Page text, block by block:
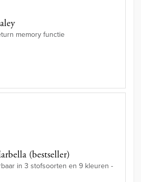
memory functie
(bestseller)
in 3 stofsoorten en 9 kleuren -